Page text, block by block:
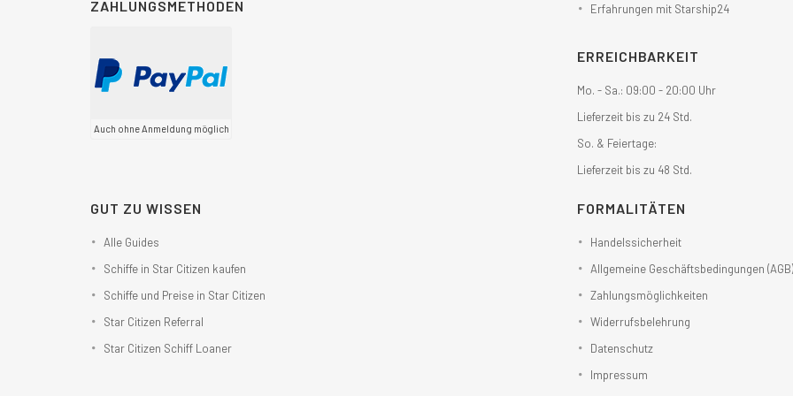
ZAHLUNGSMETHODEN
Auch ohne Anmeldung möglich
Erfahrungen mit Starship24
ERREICHBARKEIT
Mo. - Sa.: 09:00 - 20:00 Uhr
Lieferzeit bis zu 24 Std.
So. & Feiertage:
Lieferzeit bis zu 48 Std.
GUT ZU WISSEN
Alle Guides
Schiffe in Star Citizen kaufen
Schiffe und Preise in Star Citizen
Star Citizen Referral
Star Citizen Schiff Loaner
FORMALITÄTEN
Handelssicherheit
Allgemeine Geschäftsbedingungen (AGB)
Zahlungsmöglichkeiten
Widerrufsbelehrung
Datenschutz
Impressum